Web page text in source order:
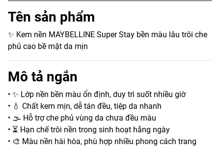
Tên sản phẩm
✨ Kem nền MAYBELLINE Super Stay bền màu lâu trôi che
phủ cao bề mặt da mịn
Mô tả ngắn
• ✨ Lớp nền bền màu ổn định, duy trì suốt nhiều giờ
• 💧 Chất kem mịn, dễ tán đều, tiệp da nhanh
• 🌫️ Hỗ trợ che phủ vùng da chưa đều màu
• ⏳ Hạn chế trôi nền trong sinh hoạt hằng ngày
• 🎨 Màu nền hài hòa, phù hợp nhiều phong cách trang